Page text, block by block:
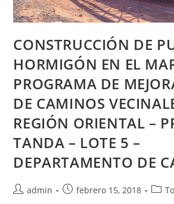
CONSTRUCCIÓN DE
HORMIGÓN EN EL
PROGRAMA DE
DE CAMINOS
REGIÓN ORIENTAL –
TANDA – LOTE 5 –
DEPARTAMENTO DE
admin febrero 15, 2018